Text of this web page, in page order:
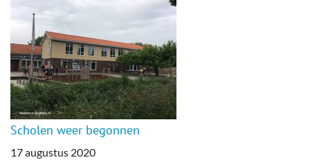
Scholen weer begonnen
17 augustus 2020